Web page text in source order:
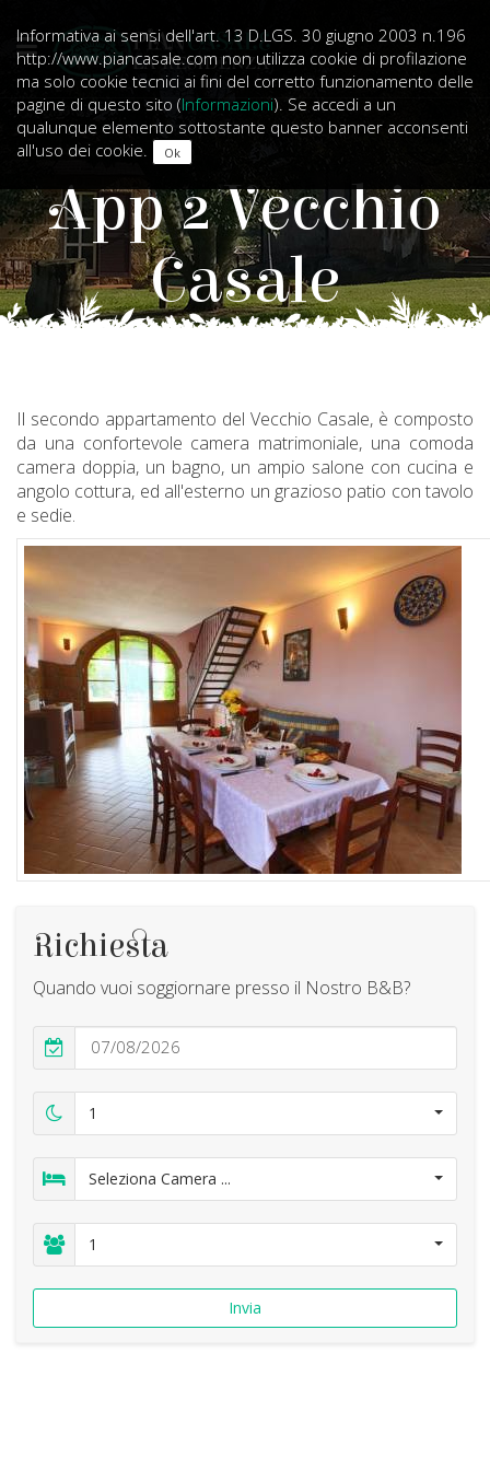
Informativa ai sensi dell'art. 13 D.LGS. 30 giugno 2003 n.196
http://www.piancasale.com non utilizza cookie di profilazione
ma solo cookie tecnici ai fini del corretto funzionamento delle
pagine di questo sito (Informazioni). Se accedi a un
qualunque elemento sottostante questo banner acconsenti
all'uso dei cookie.
App 2 Vecchio
Casale
Il secondo appartamento del Vecchio Casale, è composto
da una confortevole camera matrimoniale, una comoda
camera doppia, un bagno, un ampio salone con cucina e
angolo cottura, ed all'esterno un grazioso patio con tavolo
e sedie.
Richiesta
Quando vuoi soggiornare presso il Nostro B&B?
1
Seleziona Camera ...
1
Invia